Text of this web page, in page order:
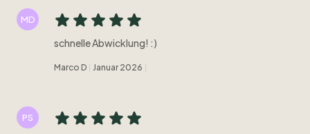
MD
schnelle Abwicklung! :)
Marco D Januar 2026
PS